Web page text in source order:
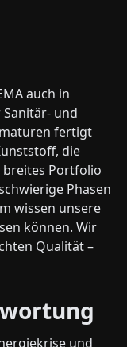
auch in
und
fertigt
die
breites Portfolio
Phasen
wissen unsere
können. Wir
Qualität –
und